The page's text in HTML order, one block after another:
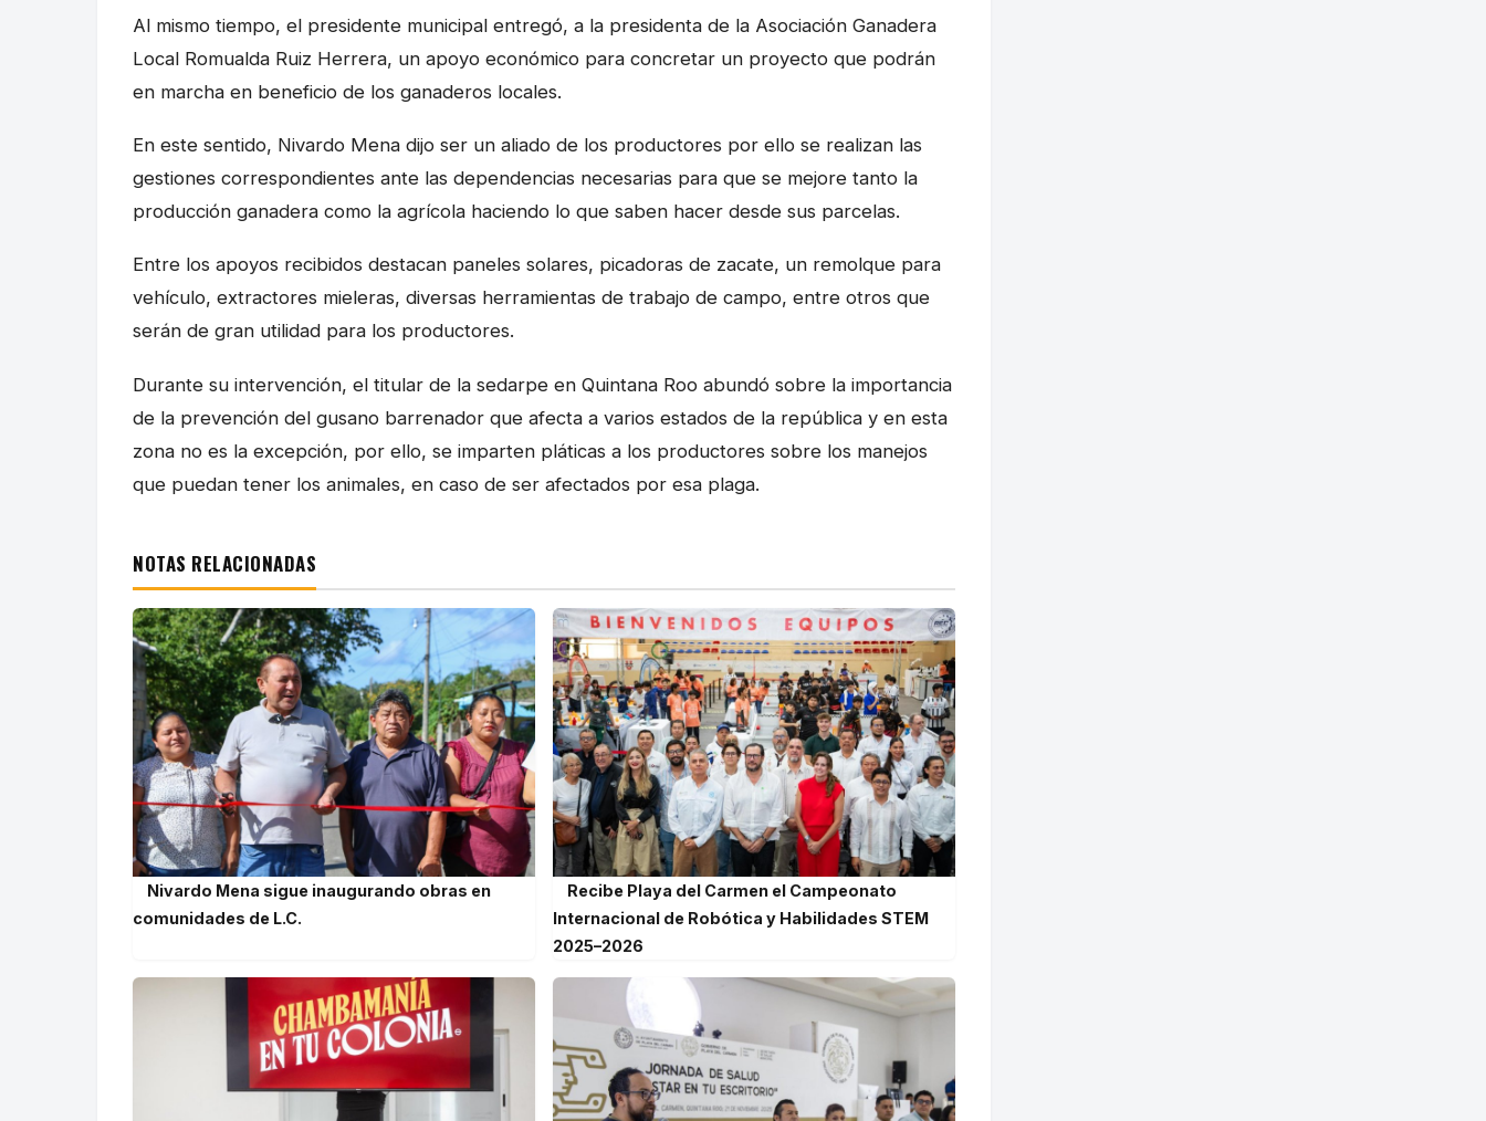
Al mismo tiempo, el presidente municipal entregó, a la presidenta de la Asociación Ganadera
Local Romualda Ruiz Herrera, un apoyo económico para concretar un proyecto que podrán
en marcha en beneficio de los ganaderos locales.
En este sentido, Nivardo Mena dijo ser un aliado de los productores por ello se realizan las
gestiones correspondientes ante las dependencias necesarias para que se mejore tanto la
producción ganadera como la agrícola haciendo lo que saben hacer desde sus parcelas.
Entre los apoyos recibidos destacan paneles solares, picadoras de zacate, un remolque para
vehículo, extractores mieleras, diversas herramientas de trabajo de campo, entre otros que
serán de gran utilidad para los productores.
Durante su intervención, el titular de la sedarpe en Quintana Roo abundó sobre la importancia
de la prevención del gusano barrenador que afecta a varios estados de la república y en esta
zona no es la excepción, por ello, se imparten pláticas a los productores sobre los manejos
que puedan tener los animales, en caso de ser afectados por esa plaga.
NOTAS RELACIONADAS
Nivardo Mena sigue inaugurando obras en
comunidades de L.C.
Recibe Playa del Carmen el Campeonato
Internacional de Robótica y Habilidades STEM
2025–2026